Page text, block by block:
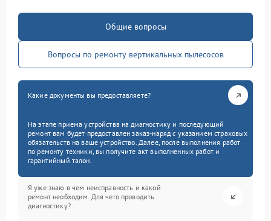
Общие вопросы
Вопросы по ремонту вертикальных пылесосов
Какие документы вы предоставляете?
На этапе приема устройства на диагностику и последующий
ремонт вам будет предоставлен заказ-наряд с указанием страховых
обязательств на ваше устройство. Далее, после выполнения работ
по ремонту техники, вы получите акт выполненных работ и
гарантийный талон.
Я уже знаю в чем неисправность и какой
ремонт необходим. Для чего проводить
диагностику?